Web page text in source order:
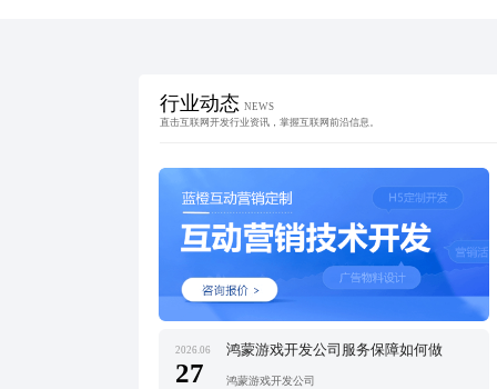
行业动态 NEWS
直击互联网开发行业资讯，掌握互联网前沿信息。
2026.06
27
鸿蒙游戏开发公司服务保障如何做
鸿蒙游戏开发公司